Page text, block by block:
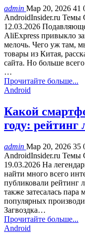
admin Мар 20, 2026 41
AndroidInsider.ru
12.03.2026
AliExpress привыкло
мелочь. Чего уж там,
товары из Китая,
сайта. Но больше
…
Прочитайте больше...
Android
Какой
году:
admin Мар 20, 2026 35
AndroidInsider.ru
19.03.2026 На
найти много всего
публиковали рейтинг
также затесалась
популярных
Загвоздка…
Прочитайте больше...
Android